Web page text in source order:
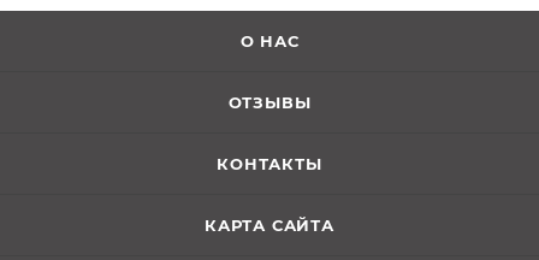
О НАС
ОТЗЫВЫ
КОНТАКТЫ
КАРТА САЙТА